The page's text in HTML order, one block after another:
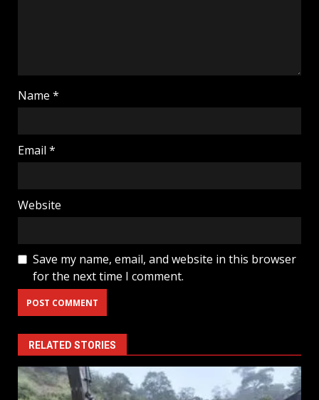
Name *
Email *
Website
Save my name, email, and website in this browser
for the next time I comment.
RELATED STORIES